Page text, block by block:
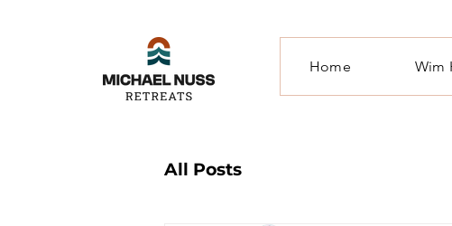
Home Wim
All Posts